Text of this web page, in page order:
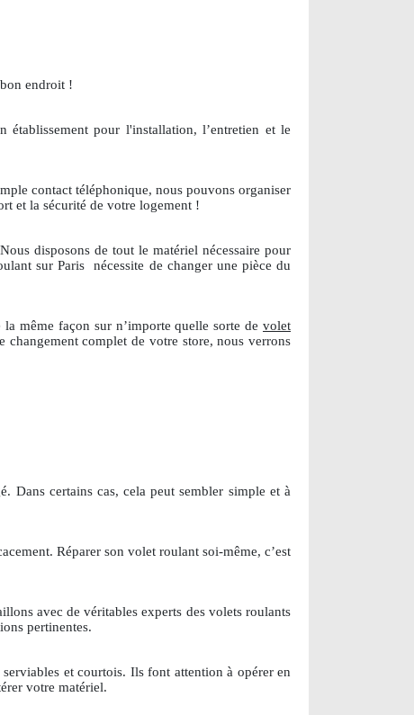
endroit !
pour l'installation, l’entretien et le
contact téléphonique, nous pouvons organiser
et la sécurité de votre logement !
disposons de tout le matériel nécessaire pour
sur Paris
nécessite de changer une pièce du
même façon sur n’importe quelle sorte de volet
changement complet de votre store, nous verrons
Dans certains cas, cela peut sembler simple et à
Réparer son volet roulant soi-même, c’est
avec de véritables experts des volets roulants
pertinentes.
et courtois. Ils font attention à opérer en
votre matériel.